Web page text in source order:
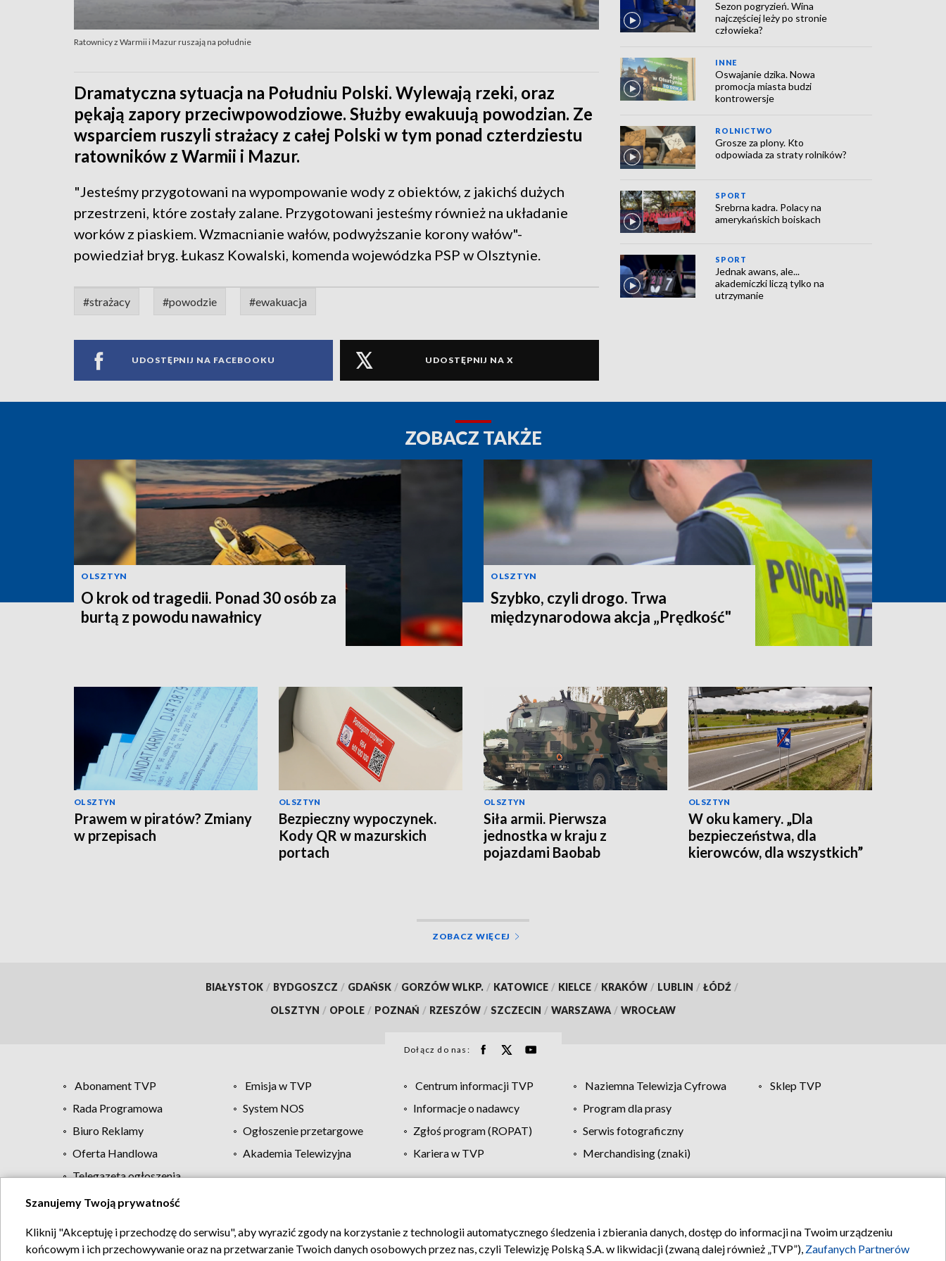
Ratownicy z Warmii i Mazur ruszają na południe
Dramatyczna sytuacja na Południu Polski. Wylewają rzeki, oraz
pękają zapory przeciwpowodziowe. Służby ewakuują powodzian. Ze
wsparciem ruszyli strażacy z całej Polski w tym ponad czterdziestu
ratowników z Warmii i Mazur.
"Jesteśmy przygotowani na wypompowanie wody z obiektów, z jakichś dużych
przestrzeni, które zostały zalane. Przygotowani jesteśmy również na układanie
worków z piaskiem. Wzmacnianie wałów, podwyższanie korony wałów"-
powiedział bryg. Łukasz Kowalski, komenda wojewódzka PSP w Olsztynie.
#strażacy #powodzie #ewakuacja
UDOSTĘPNIJ NA FACEBOOKU UDOSTĘPNIJ NA X
Sezon pogryzień. Wina
najczęściej leży po stronie
człowieka?
INNE
Oswajanie dzika. Nowa
promocja miasta budzi
kontrowersje
ROLNICTWO
Grosze za plony. Kto
odpowiada za straty rolników?
SPORT
Srebrna kadra. Polacy na
amerykańskich boiskach
SPORT
Jednak awans, ale...
akademiczki liczą tylko na
utrzymanie
ZOBACZ TAKŻE
OLSZTYN
O krok od tragedii. Ponad 30 osób za
burtą z powodu nawałnicy
OLSZTYN
Szybko, czyli drogo. Trwa
międzynarodowa akcja „Prędkość"
OLSZTYN
Prawem w piratów? Zmiany
w przepisach
OLSZTYN
Bezpieczny wypoczynek.
Kody QR w mazurskich
portach
OLSZTYN
Siła armii. Pierwsza
jednostka w kraju z
pojazdami Baobab
OLSZTYN
W oku kamery. „Dla
bezpieczeństwa, dla
kierowców, dla wszystkich”
ZOBACZ WIĘCEJ
BIAŁYSTOK / BYDGOSZCZ / GDAŃSK / GORZÓW WLKP. / KATOWICE / KIELCE / KRAKÓW / LUBLIN / ŁÓDŹ /
OLSZTYN / OPOLE / POZNAŃ / RZESZÓW / SZCZECIN / WARSZAWA / WROCŁAW
Dołącz do nas:
Abonament TVP Emisja w TVP Centrum informacji TVP Naziemna Telewizja Cyfrowa
Sklep TVP
Rada Programowa
System NOS Informacje o nadawcy
Program dla prasy
Biuro Reklamy
Ogłoszenie przetargowe Zgłoś program (ROPAT)
Serwis fotograficzny
Oferta Handlowa
Akademia Telewizyjna Kariera w TVP
Merchandising (znaki)
Telegazeta ogłoszenia
Regulamin TVP Polityka prywatności Moje zgody Pomoc Biuro reklamy Kontakt
Szanujemy Twoją prywatność
Kliknij "Akceptuję i przechodzę do serwisu", aby wyrazić zgody na korzystanie z technologii automatycznego śledzenia i zbierania danych, dostęp do informacji na Twoim urządzeniu
końcowym i ich przechowywanie oraz na przetwarzanie Twoich danych osobowych przez nas, czyli Telewizję Polską S.A. w likwidacji (zwaną dalej również „TVP”), Zaufanych Partnerów